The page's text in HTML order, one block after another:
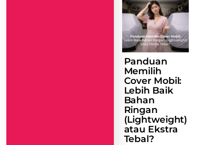
Panduan
Memilih
Cover Mobil:
Lebih Baik
Bahan
Ringan
(Lightweight)
atau Ekstra
Tebal?